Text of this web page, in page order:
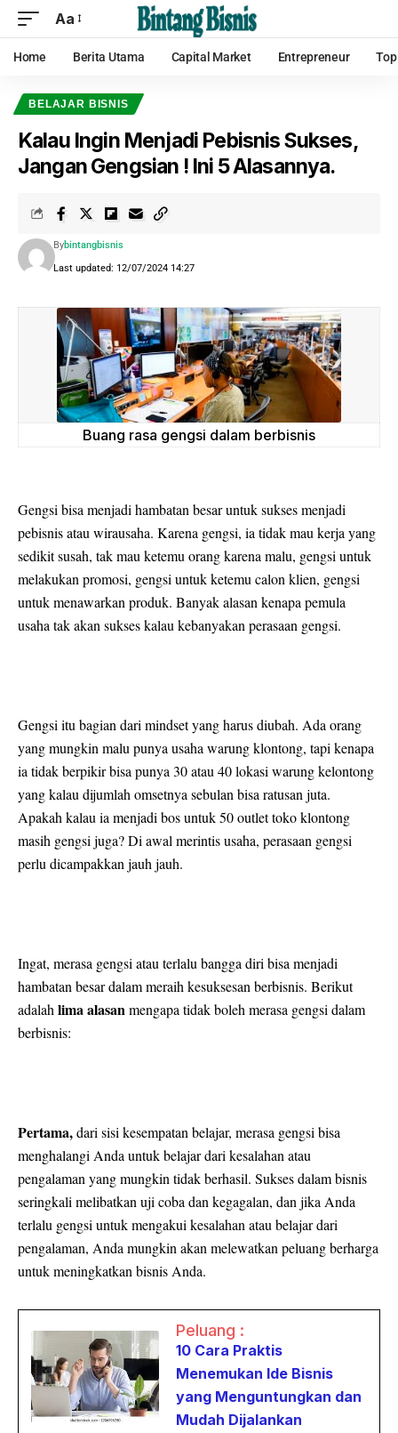
Aa
Home Berita Utama Capital Market Entrepreneur
BELAJAR BISNIS
Kalau Ingin Menjadi Pebisnis Sukses,
Jangan Gengsian ! Ini 5 Alasannya.
Last updated: 12/07/2024 14:27
Bybintangbisnis
Buang rasa gengsi dalam berbisnis
Gengsi bisa menjadi hambatan besar untuk sukses menjadi
pebisnis atau wirausaha. Karena gengsi, ia tidak mau kerja yang
sedikit susah, tak mau ketemu orang karena malu, gengsi untuk
melakukan promosi, gengsi untuk ketemu calon klien, gengsi
untuk menawarkan produk. Banyak alasan kenapa pemula
usaha tak akan sukses kalau kebanyakan perasaan gengsi.
Gengsi itu bagian dari mindset yang harus diubah. Ada orang
yang mungkin malu punya usaha warung klontong, tapi kenapa
ia tidak berpikir bisa punya 30 atau 40 lokasi warung kelontong
yang kalau dijumlah omsetnya sebulan bisa ratusan juta.
Apakah kalau ia menjadi bos untuk 50 outlet toko klontong
masih gengsi juga? Di awal merintis usaha, perasaan gengsi
perlu dicampakkan jauh jauh.
Ingat, merasa gengsi atau terlalu bangga diri bisa menjadi
hambatan besar dalam meraih kesuksesan berbisnis. Berikut
adalah lima alasanmengapa tidak boleh merasa gengsi dalam
berbisnis:
Pertama,dari sisi kesempatan belajar, merasa gengsi bisa
menghalangi Anda untuk belajar dari kesalahan atau
pengalaman yang mungkin tidak berhasil. Sukses dalam bisnis
seringkali melibatkan uji coba dan kegagalan, dan jika Anda
terlalu gengsi untuk mengakui kesalahan atau belajar dari
pengalaman, Anda mungkin akan melewatkan peluang berharga
untuk meningkatkan bisnis Anda.
Peluang :
10 Cara Praktis
Menemukan Ide Bisnis
yang Menguntungkan dan
Mudah Dijalankan